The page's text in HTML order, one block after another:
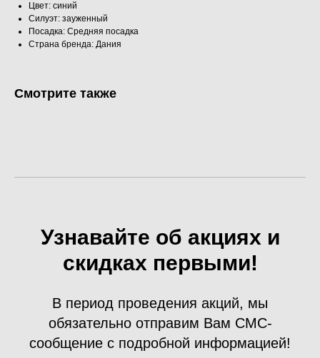
Цвет: синий
Силуэт: зауженный
Посадка: Средняя посадка
Страна бренда: Дания
Смотрите также
Узнавайте об акциях и
скидках первыми!
В период проведения акций, мы
обязательно отправим Вам СМС-
сообщение с подробной информацией!